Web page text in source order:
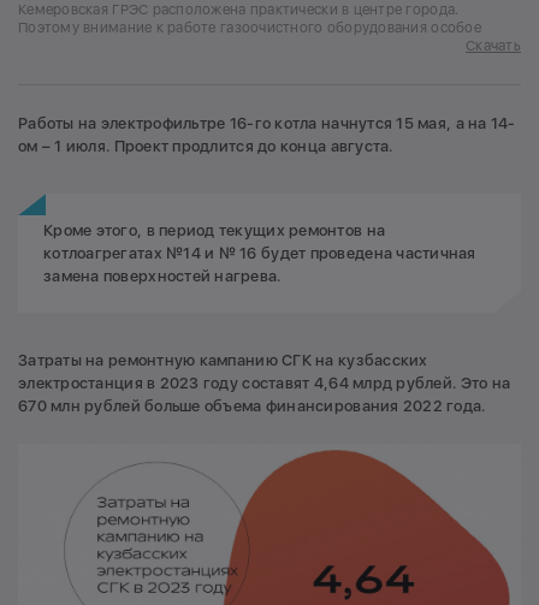
Кемеровская ГРЭС расположена практически в центре города.
Поэтому внимание к работе газоочистного оборудования особое
Скачать
Работы на электрофильтре 16-го котла начнутся 15 мая, а на 14-
ом – 1 июля. Проект продлится до конца августа.
Кроме этого, в период текущих ремонтов на
котлоагрегатах №14 и № 16 будет проведена частичная
замена поверхностей нагрева.
Затраты на ремонтную кампанию СГК на кузбасских
электростанция в 2023 году составят 4,64 млрд рублей. Это на
670 млн рублей больше объема финансирования 2022 года.